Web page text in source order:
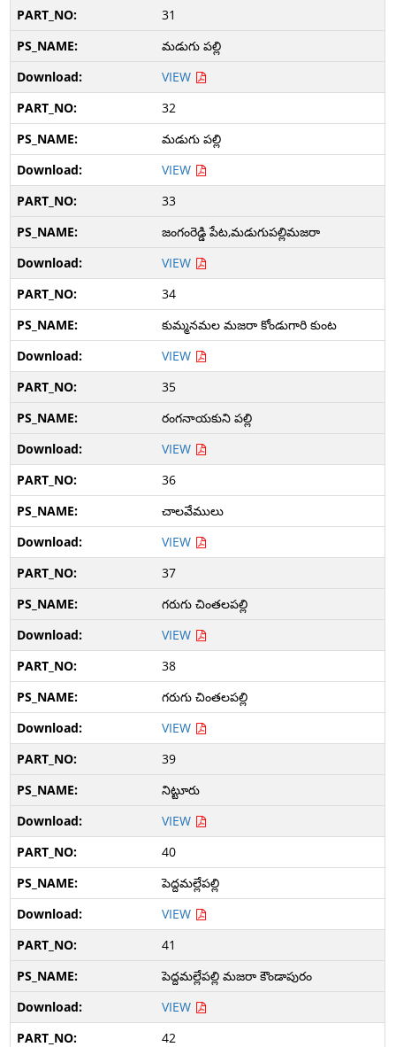
31
మడుగు పల్లి
VIEW
32
మడుగు పల్లి
VIEW
33
జంగంరెడ్డి పేట,మడుగుపల్లిమజరా
VIEW
34
కుమ్మనమల మజరా కోండుగారి కుంట
VIEW
35
రంగనాయకుని పల్లి
VIEW
36
చాలవేములు
VIEW
37
గరుగు చింతలపల్లి
VIEW
38
గరుగు చింతలపల్లి
VIEW
39
నిట్టూరు
VIEW
40
పెద్దమల్లేపల్లి
VIEW
41
పెద్దమల్లేపల్లి మజరా కౌండాపురం
VIEW
42